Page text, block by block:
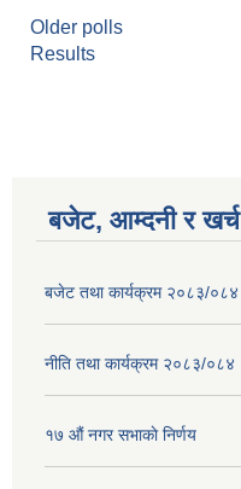
Older polls
Results
बजेट, आम्दनी र खर्च
बजेट तथा कार्यक्रम २०८३/०८४
नीति तथा कार्यक्रम २०८३/०८४
१७ ‌‍औं नगर सभाकाे निर्णय